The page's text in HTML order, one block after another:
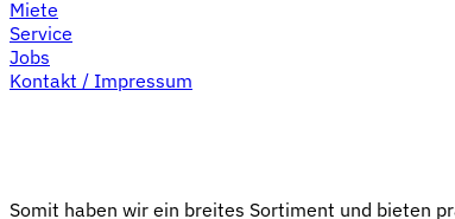
Miete
Service
Jobs
Kontakt / Impressum
Somit haben wir ein breites Sortiment und bieten